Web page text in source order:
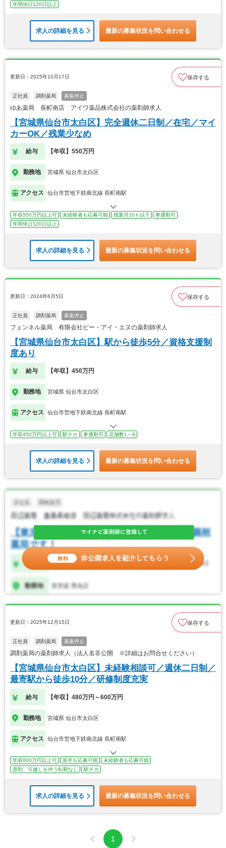
年間休日120日以上
求人の詳細を見る 最新の募集状況を問い合わせる
更新日：2025年10月17日 保存する
正社員 調剤薬局 募集停止
ゆあ薬局 長町南店 アイワ薬品株式会社の薬剤師求人
【宮城県仙台市太白区】完全週休二日制／在宅／マイ
カーOK／残業少なめ
給与 【年収】550万円
勤務地 宮城県 仙台市太白区
アクセス 仙台市営地下鉄南北線 長町南駅
年収550万円以上可 未経験者も応募可能 残業月10ｈ以下
車通勤可
年間休日120日以上
求人の詳細を見る 最新の募集状況を問い合わせる
更新日：2024年6月5日 保存する
正社員 調剤薬局 募集停止
フェンネル薬局 有限会社ビー・アイ・エヌの薬剤師求人
【宮城県仙台市太白区】駅から徒歩5分／資格支援制
度あり
給与 【年収】450万円
勤務地 宮城県 仙台市太白区
アクセス 仙台市営地下鉄南北線 長町南駅
年収450万円以上可 駅チカ 車通勤可 店舗数1～9
求人の詳細を見る 最新の募集状況を問い合わせる
更新日：2025年12月15日 保存する
正社員 調剤薬局 募集停止
調剤薬局の薬剤師求人（法人名非公開 ※詳細はお問合せください）
【宮城県仙台市太白区】未経験相談可／週休二日制／
最寄駅から徒歩10分／研修制度充実
給与 【年収】480万円～600万円
勤務地 宮城県 仙台市太白区
アクセス 仙台市営地下鉄南北線 長町南駅
年収600万円以上可 新卒も応募可能
未経験者も応募可能
原則、引越しを伴う転勤なし
駅チカ
求人の詳細を見る 最新の募集状況を問い合わせる
1